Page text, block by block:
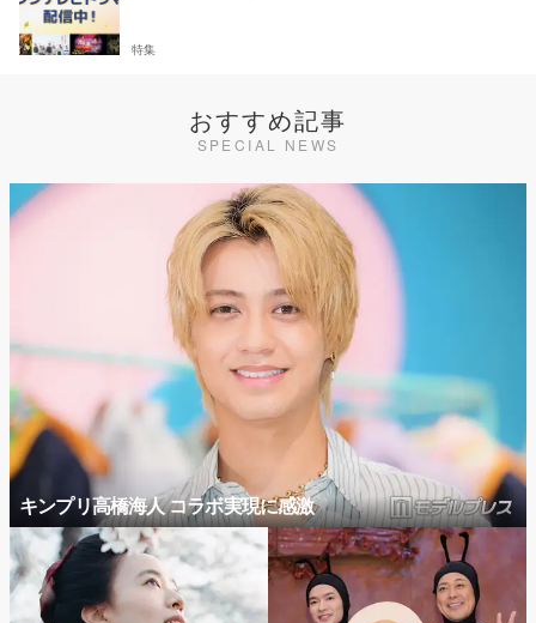
特集
おすすめ記事
SPECIAL NEWS
キンプリ高橋海人 コラボ実現に感激